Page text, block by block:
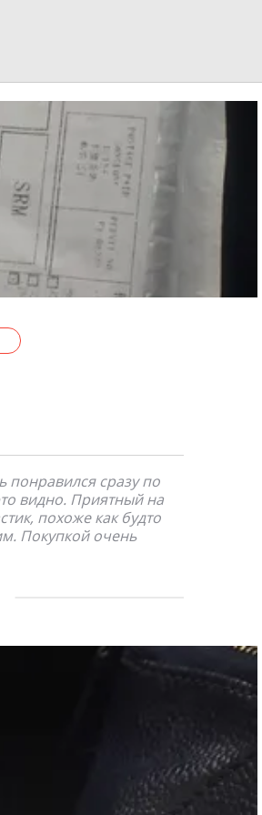
сразу по
видно. Приятный на
похоже как будто
Покупкой очень